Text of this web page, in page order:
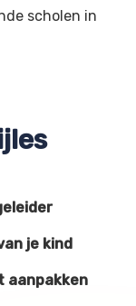
scholen in
je kind
aanpakken